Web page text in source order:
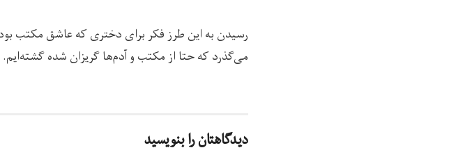
رسیدن به این طرز فکر برای دختری که عاشق مکتب
می‌گذرد که حتا از مکتب و آدم‌ها گریزان شده گشته‌ایم.
دیدگاهتان را بنویسید